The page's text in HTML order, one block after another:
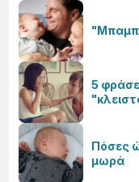
5
Πόσες
μωρά